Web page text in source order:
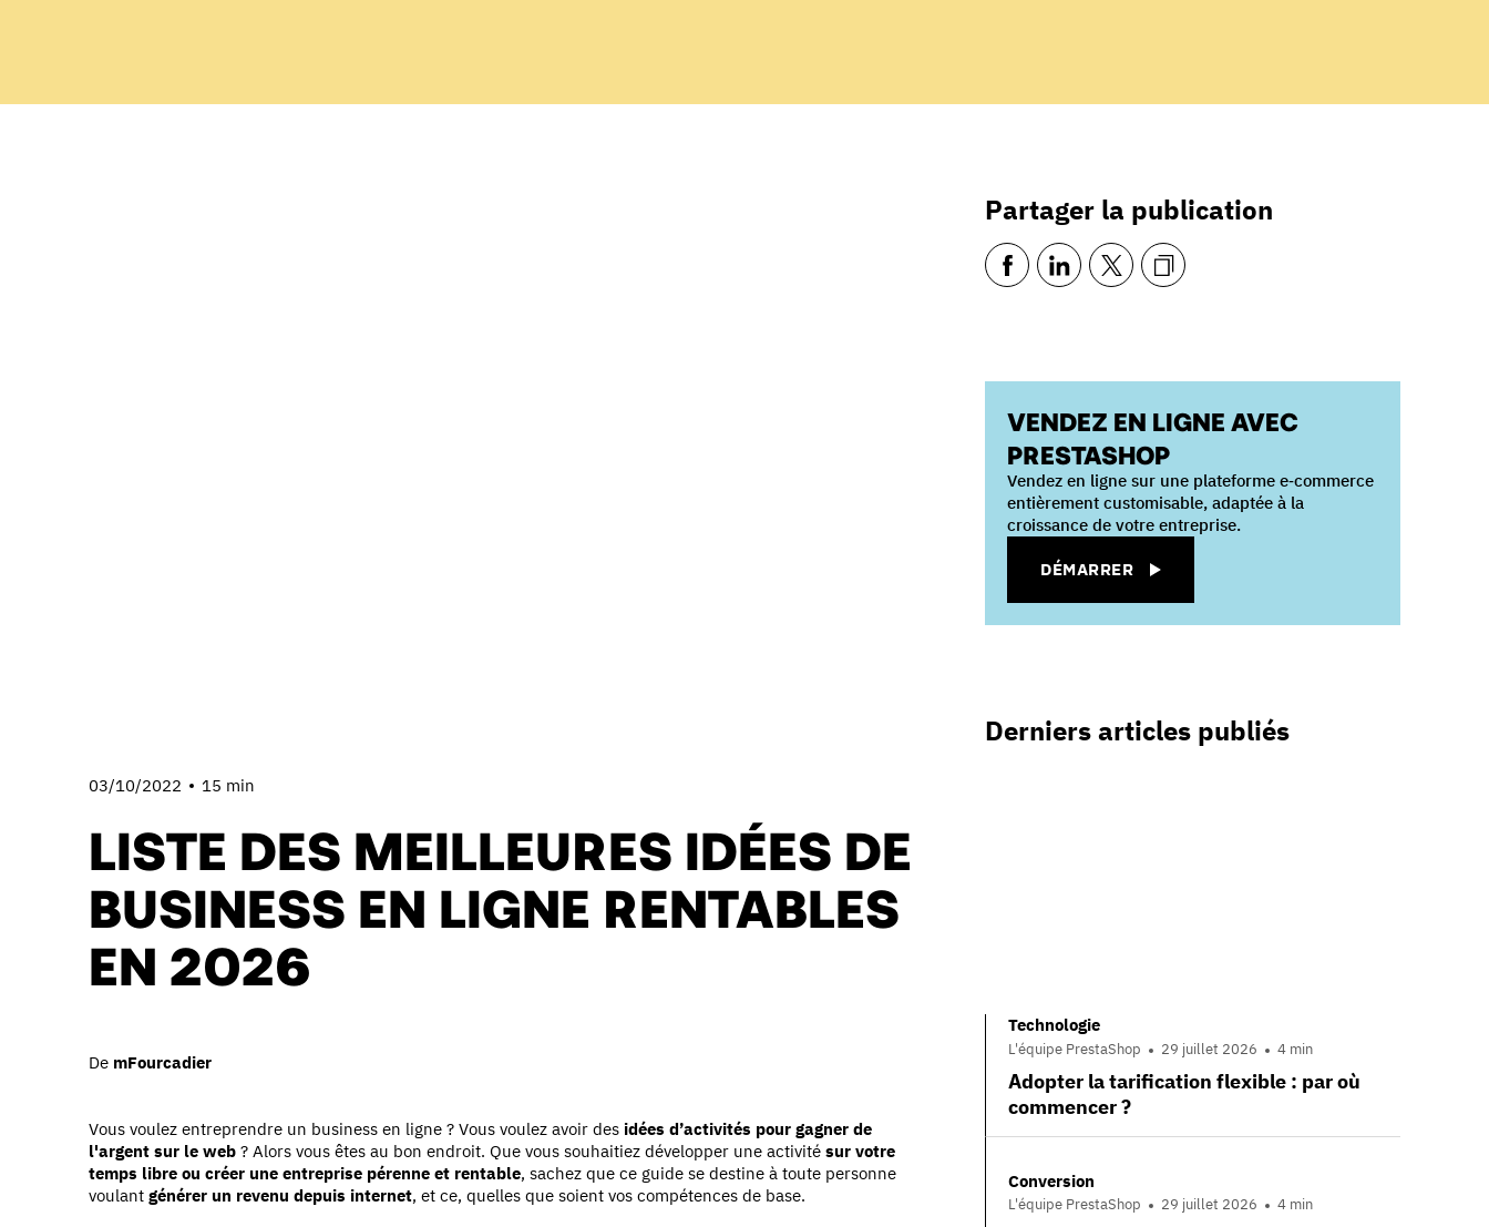
03/10/2022 15 min
LISTE DES MEILLEURES IDÉES DE
BUSINESS EN LIGNE RENTABLES
EN 2026
De mFourcadier
Vous voulez entreprendre un business en ligne ? Vous voulez avoir des idées d’activités pour gagner de
l'argent sur le web ? Alors vous êtes au bon endroit. Que vous souhaitiez développer une activité sur votre
temps libre ou créer une entreprise pérenne et rentable, sachez que ce guide se destine à toute personne
voulant générer un revenu depuis internet, et ce, quelles que soient vos compétences de base.
Partager la publication
VENDEZ EN LIGNE AVEC
PRESTASHOP
Vendez en ligne sur une plateforme e‑commerce
entièrement customisable, adaptée à la
croissance de votre entreprise.
DÉMARRER
Derniers articles publiés
Technologie
L'équipe PrestaShop 29 juillet 2026 4 min
Adopter la tarification flexible : par où
commencer ?
Conversion
L'équipe PrestaShop 29 juillet 2026 4 min